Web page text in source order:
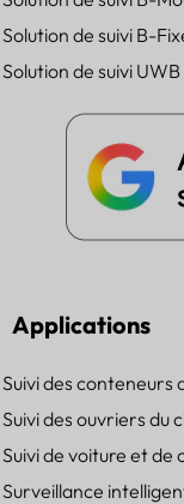
Solution de suivi B-
Solution de suivi UWB
Applications
Suivi des conteneurs
Suivi des ouvriers du
Suivi de voiture et de
Surveillance